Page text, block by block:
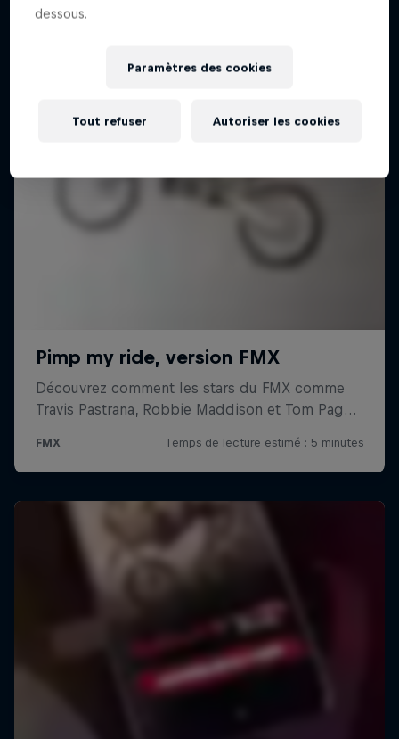
dessous.
Paramètres des cookies
Tout refuser Autoriser les cookies